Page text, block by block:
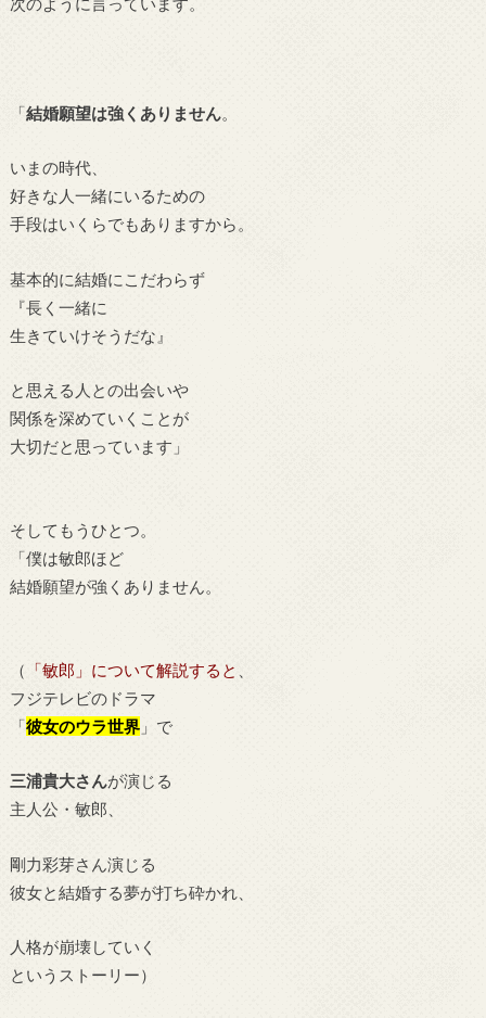
「結婚願望は強くありません。
いまの時代、
好きな人一緒にいるための
手段はいくらでもありますから。
基本的に結婚にこだわらず
『長く一緒に
生きていけそうだな』
と思える人との出会いや
関係を深めていくことが
大切だと思っています」
そしてもうひとつ。
「僕は敏郎ほど
結婚願望が強くありません。
（ 「敏郎」について解説すると
フジテレビのドラマ
「彼女のウラ世界」で
三浦貴大さんが演じる
主人公・敏郎、
剛力彩芽さん演じる
彼女と結婚する夢が打ち砕かれ、
人格が崩壊していく
というストーリー）